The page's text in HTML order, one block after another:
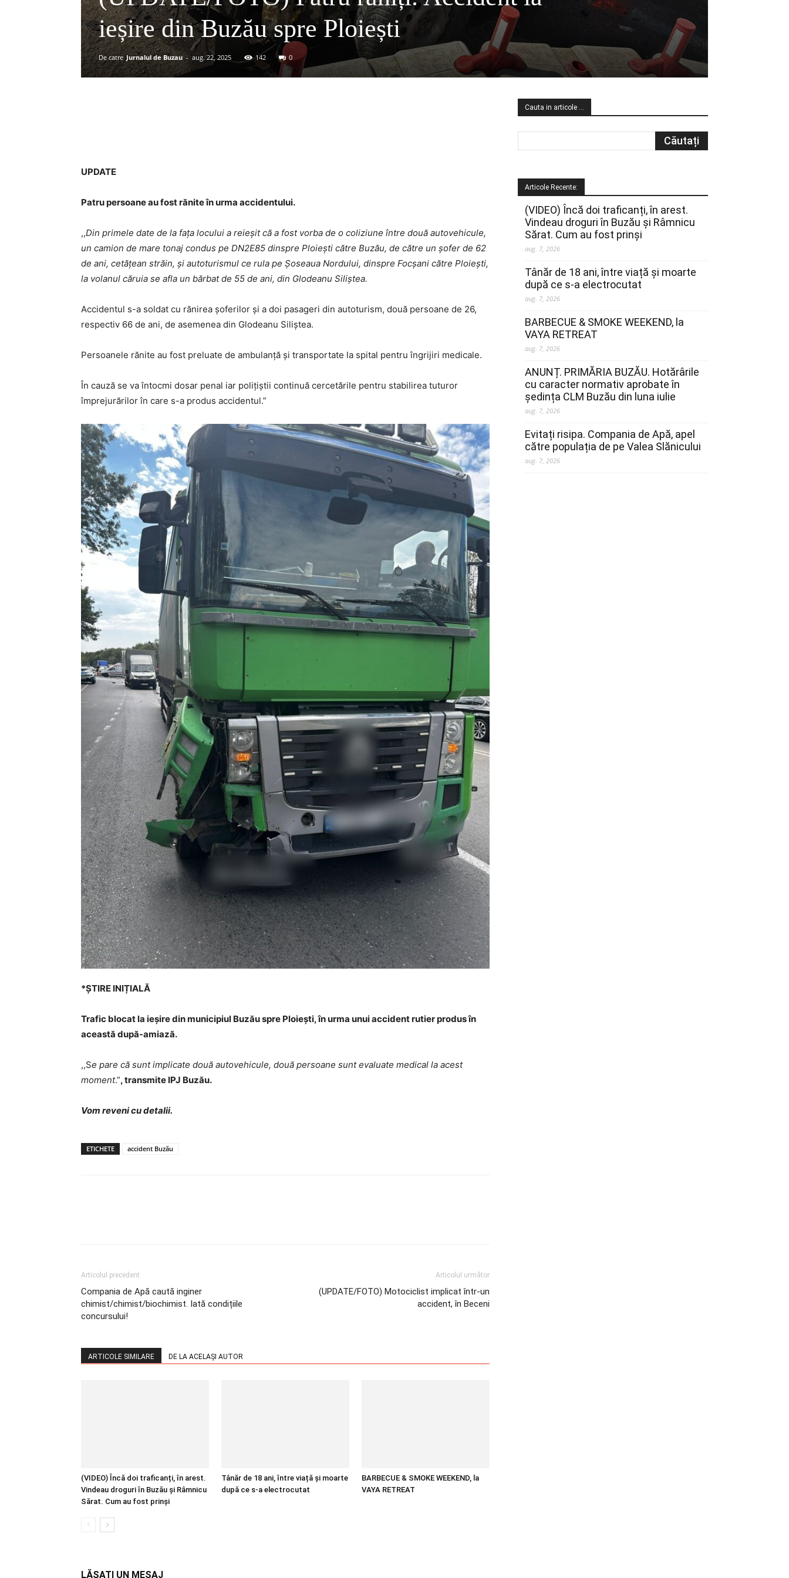
ieșire din Buzău spre Ploiești
De catre Jurnalul de Buzau - aug. 22, 2025 142 0
UPDATE
Patru persoane au fost rănite în urma accidentului.
,,Din primele date de la fața locului a reieșit că a fost vorba de o coliziune între două autovehicule,
un camion de mare tonaj condus pe DN2E85 dinspre Ploiești către Buzău, de către un șofer de 62
de ani, cetățean străin, și autoturismul ce rula pe Șoseaua Nordului, dinspre Focșani către Ploiești,
la volanul căruia se afla un bărbat de 55 de ani, din Glodeanu Siliștea.
Accidentul s-a soldat cu rănirea șoferilor și a doi pasageri din autoturism, două persoane de 26,
respectiv 66 de ani, de asemenea din Glodeanu Siliștea.
Persoanele rănite au fost preluate de ambulanță și transportate la spital pentru îngrijiri medicale.
În cauză se va întocmi dosar penal iar polițiștii continuă cercetările pentru stabilirea tuturor
împrejurărilor în care s-a produs accidentul.”
*ȘTIRE INIȚIALĂ
Trafic blocat la ieșire din municipiul Buzău spre Ploiești, în urma unui accident rutier produs în
această după-amiază.
,,Se pare că sunt implicate două autovehicule, două persoane sunt evaluate medical la acest
moment.”, transmite IPJ Buzău.
Vom reveni cu detalii.
ETICHETE accident Buzău
Articolul precedent
Compania de Apă caută inginer
chimist/chimist/biochimist. Iată condițiile
concursului!
Articolul următor
(UPDATE/FOTO) Motociclist implicat într-un
accident, în Beceni
ARTICOLE SIMILARE DE LA ACELAȘI AUTOR
(VIDEO) Încă doi traficanți, în arest.
Vindeau droguri în Buzău și Râmnicu
Sărat. Cum au fost prinși
Tânăr de 18 ani, între viață și moarte
după ce s-a electrocutat
BARBECUE & SMOKE WEEKEND, la
VAYA RETREAT
LĂSAȚI UN MESAJ
Cauta in articole …
Articole Recente:
(VIDEO) Încă doi traficanți, în arest.
Vindeau droguri în Buzău și Râmnicu
Sărat. Cum au fost prinși
aug. 7, 2026
Tânăr de 18 ani, între viață și moarte
după ce s-a electrocutat
aug. 7, 2026
BARBECUE & SMOKE WEEKEND, la
VAYA RETREAT
aug. 7, 2026
ANUNȚ. PRIMĂRIA BUZĂU. Hotărârile
cu caracter normativ aprobate în
ședința CLM Buzău din luna iulie
aug. 7, 2026
Evitați risipa. Compania de Apă, apel
către populația de pe Valea Slănicului
aug. 7, 2026